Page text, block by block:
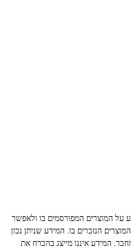
על המוצרים המפורסמים בו ולאפשר
הנזכרים בו. המידע שניתן נכון
המידע איננו מייצג בהכרח את